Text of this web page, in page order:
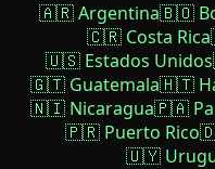
🇦🇷 Argentina🇧🇴
🇨🇷 Costa Rica
🇺🇸 Estados Unidos
🇬🇹 Guatemala🇭🇹
🇳🇮 Nicaragua🇵🇦
🇵🇷 Puerto Rico
🇺🇾